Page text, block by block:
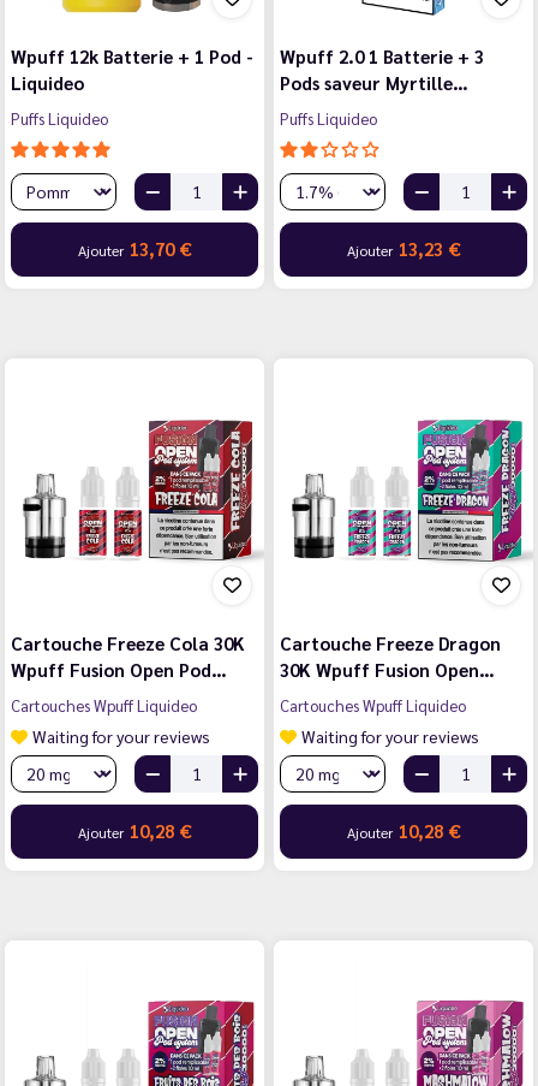
Wpuff 12k Batterie + 1 Pod -
Liquideo
Puffs Liquideo
Ajouter 13,70 €
Wpuff 2.0 1 Batterie + 3
Pods saveur Myrtille…
Puffs Liquideo
Ajouter 13,23 €
Cartouche Freeze Cola 30K
Wpuff Fusion Open Pod…
Cartouches Wpuff Liquideo
Waiting for your reviews
Ajouter 10,28 €
Cartouche Freeze Dragon
30K Wpuff Fusion Open…
Cartouches Wpuff Liquideo
Waiting for your reviews
Ajouter 10,28 €